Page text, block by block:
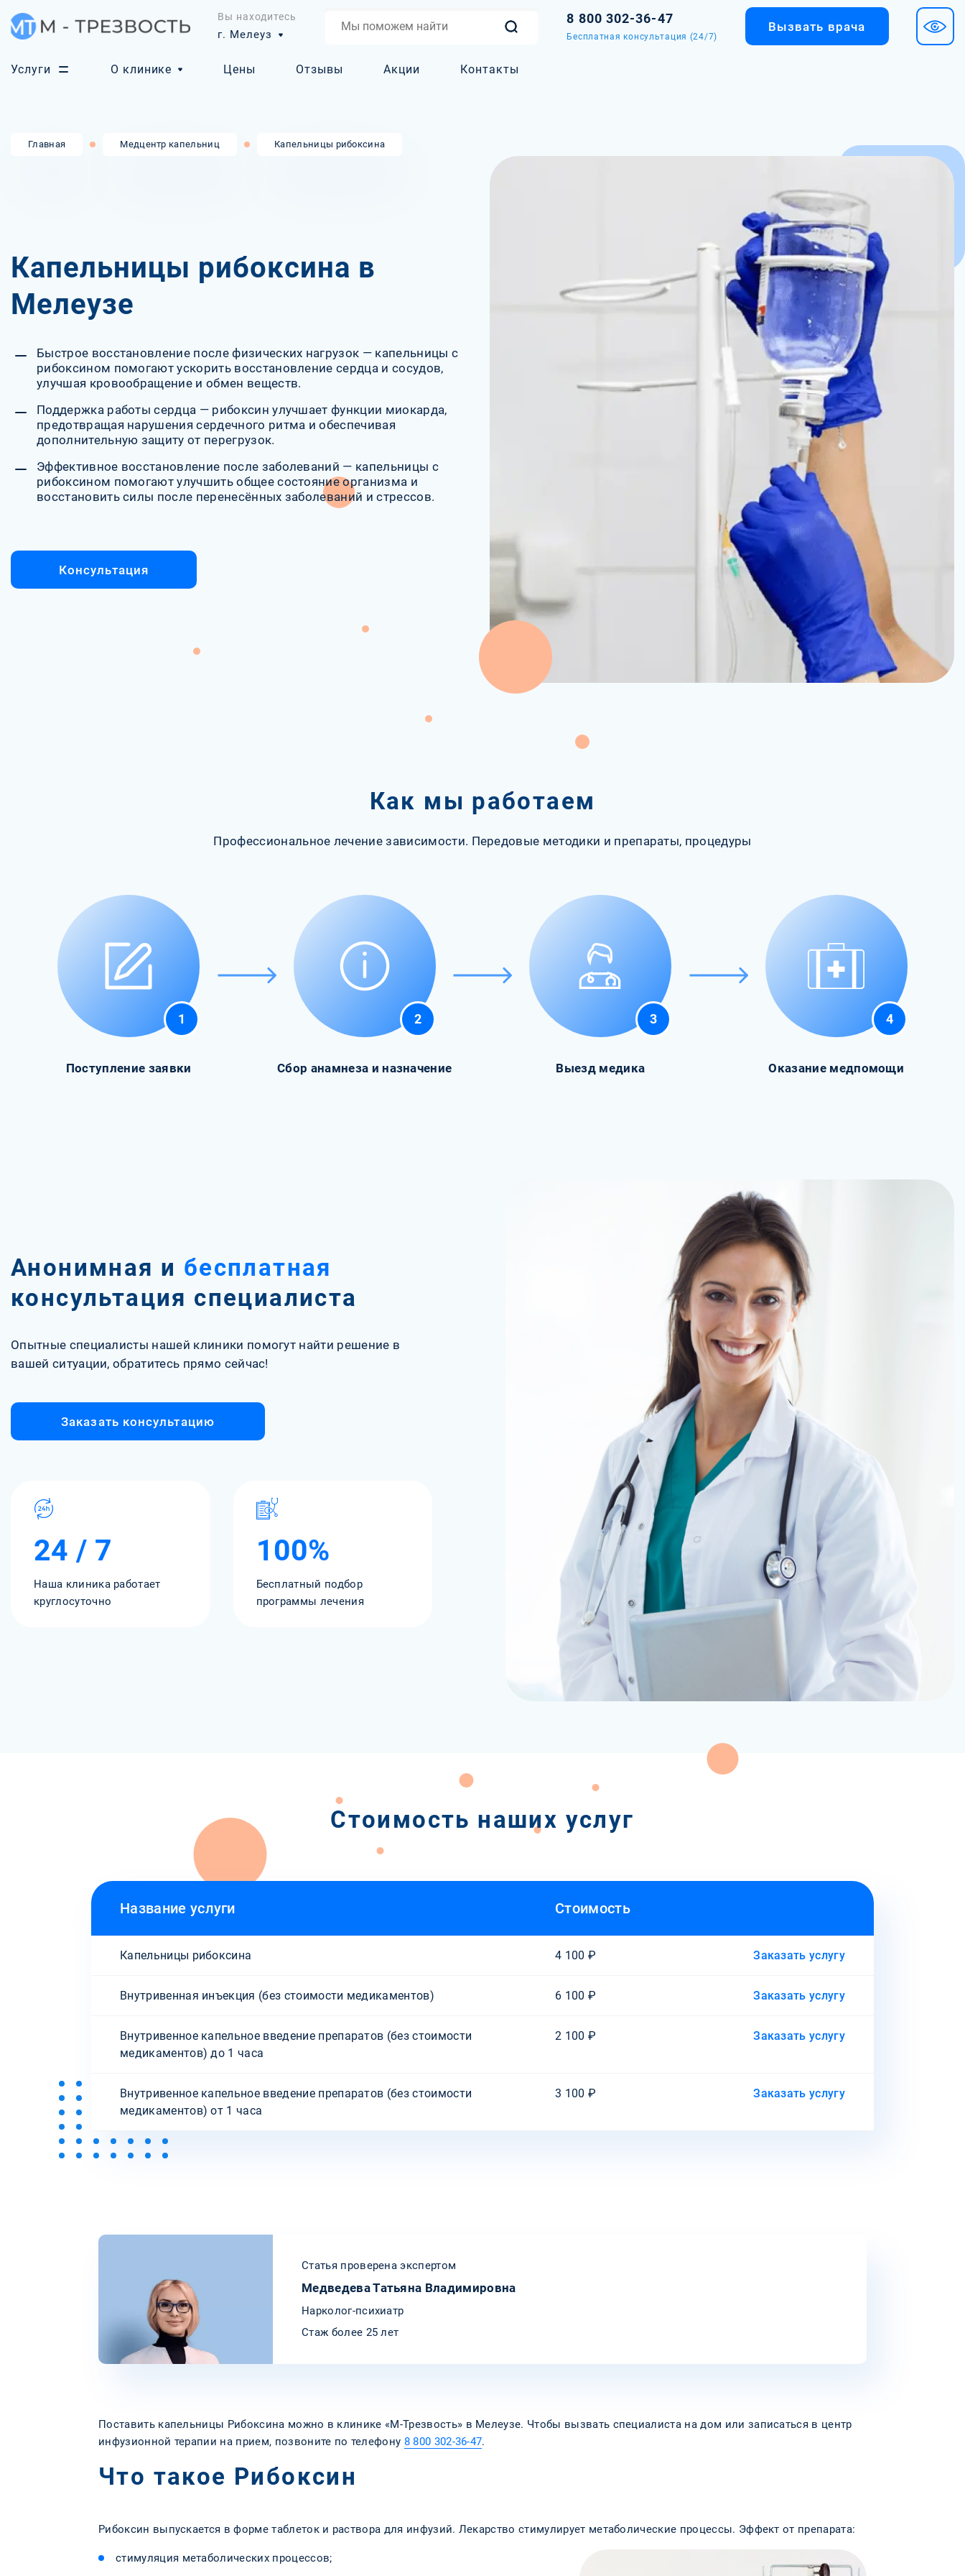
Вы находитесь
г. Мелеуз
8 800 302-36-47
Бесплатная консультация (24/7)
Вызвать врача
Услуги О клинике Цены Отзывы Акции Контакты
Главная Медцентр капельниц Капельницы рибоксина
Капельницы рибоксина в
Мелеузе
Быстрое восстановление после физических нагрузок — капельницы с
рибоксином помогают ускорить восстановление сердца и сосудов,
улучшая кровообращение и обмен веществ.
Поддержка работы сердца — рибоксин улучшает функции миокарда,
предотвращая нарушения сердечного ритма и обеспечивая
дополнительную защиту от перегрузок.
Эффективное восстановление после заболеваний — капельницы с
рибоксином помогают улучшить общее состояние организма и
восстановить силы после перенесённых заболеваний и стрессов.
Консультация
Как мы работаем
Профессиональное лечение зависимости. Передовые методики и препараты, процедуры
1
Поступление заявки
2
Сбор анамнеза и назначение
3
Выезд медика
4
Оказание медпомощи
Анонимная и бесплатная
консультация специалиста
Опытные специалисты нашей клиники помогут найти решение в
вашей ситуации, обратитесь прямо сейчас!
Заказать консультацию
24 / 7
Наша клиника работает
круглосуточно
100%
Бесплатный подбор
программы лечения
Стоимость наших услуг
Название услуги Стоимость
Капельницы рибоксина 4 100 ₽ Заказать услугу
Внутривенная инъекция (без стоимости медикаментов) 6 100 ₽ Заказать услугу
Внутривенное капельное введение препаратов (без стоимости
медикаментов) до 1 часа
2 100 ₽ Заказать услугу
Внутривенное капельное введение препаратов (без стоимости
медикаментов) от 1 часа
3 100 ₽ Заказать услугу
Статья проверена экспертом
Медведева Татьяна Владимировна
Нарколог-психиатр
Стаж более 25 лет
Поставить капельницы Рибоксина можно в клинике «‎М-Трезвость» в Мелеузе. Чтобы вызвать специалиста на дом или записаться в центр
инфузионной терапии на прием, позвоните по телефону 8 800 302-36-47.
Что такое Рибоксин
Рибоксин выпускается в форме таблеток и раствора для инфузий. Лекарство стимулирует метаболические процессы. Эффект от препарата:
стимуляция метаболических процессов;